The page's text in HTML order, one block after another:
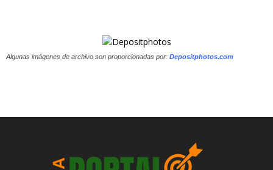
Algunas imágenes de archivo son proporcionadas por: Depositphotos.com